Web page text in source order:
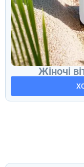
Жіночі